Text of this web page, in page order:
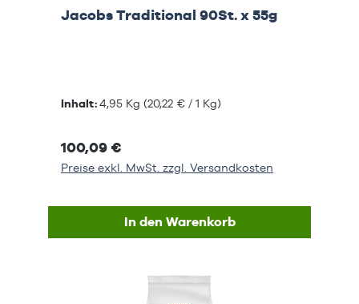
Jacobs Traditional 90St. x 55g
Inhalt:4,95 Kg (20,22 € / 1 Kg)
100,09 €
Preise exkl. MwSt. zzgl. Versandkosten
In den Warenkorb